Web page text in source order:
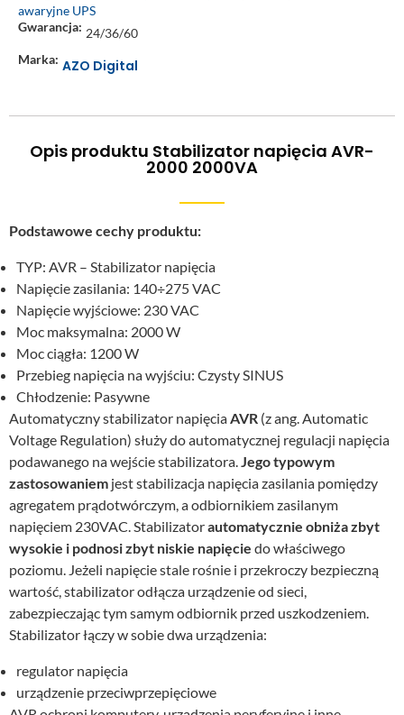
awaryjne UPS
Gwarancja: 24/36/60
Marka: AZO Digital
Opis produktu Stabilizator napięcia AVR-
2000 2000VA
Podstawowe cechy produktu:
TYP: AVR – Stabilizator napięcia
Napięcie zasilania: 140÷275 VAC
Napięcie wyjściowe: 230 VAC
Moc maksymalna: 2000 W
Moc ciągła: 1200 W
Przebieg napięcia na wyjściu: Czysty SINUS
Chłodzenie: Pasywne
Automatyczny stabilizator napięcia AVR (z ang. Automatic
Voltage Regulation) służy do automatycznej regulacji napięcia
podawanego na wejście stabilizatora. Jego typowym
zastosowaniem jest stabilizacja napięcia zasilania pomiędzy
agregatem prądotwórczym, a odbiornikiem zasilanym
napięciem 230VAC. Stabilizatorautomatycznie obniża zbyt
wysokie i podnosi zbyt niskie napięcie do właściwego
poziomu. Jeżeli napięcie stale rośnie i przekroczy bezpieczną
wartość, stabilizator odłącza urządzenie od sieci,
zabezpieczając tym samym odbiornik przed uszkodzeniem.
Stabilizator łączy w sobie dwa urządzenia:
regulator napięcia
urządzenie przeciwprzepięciowe